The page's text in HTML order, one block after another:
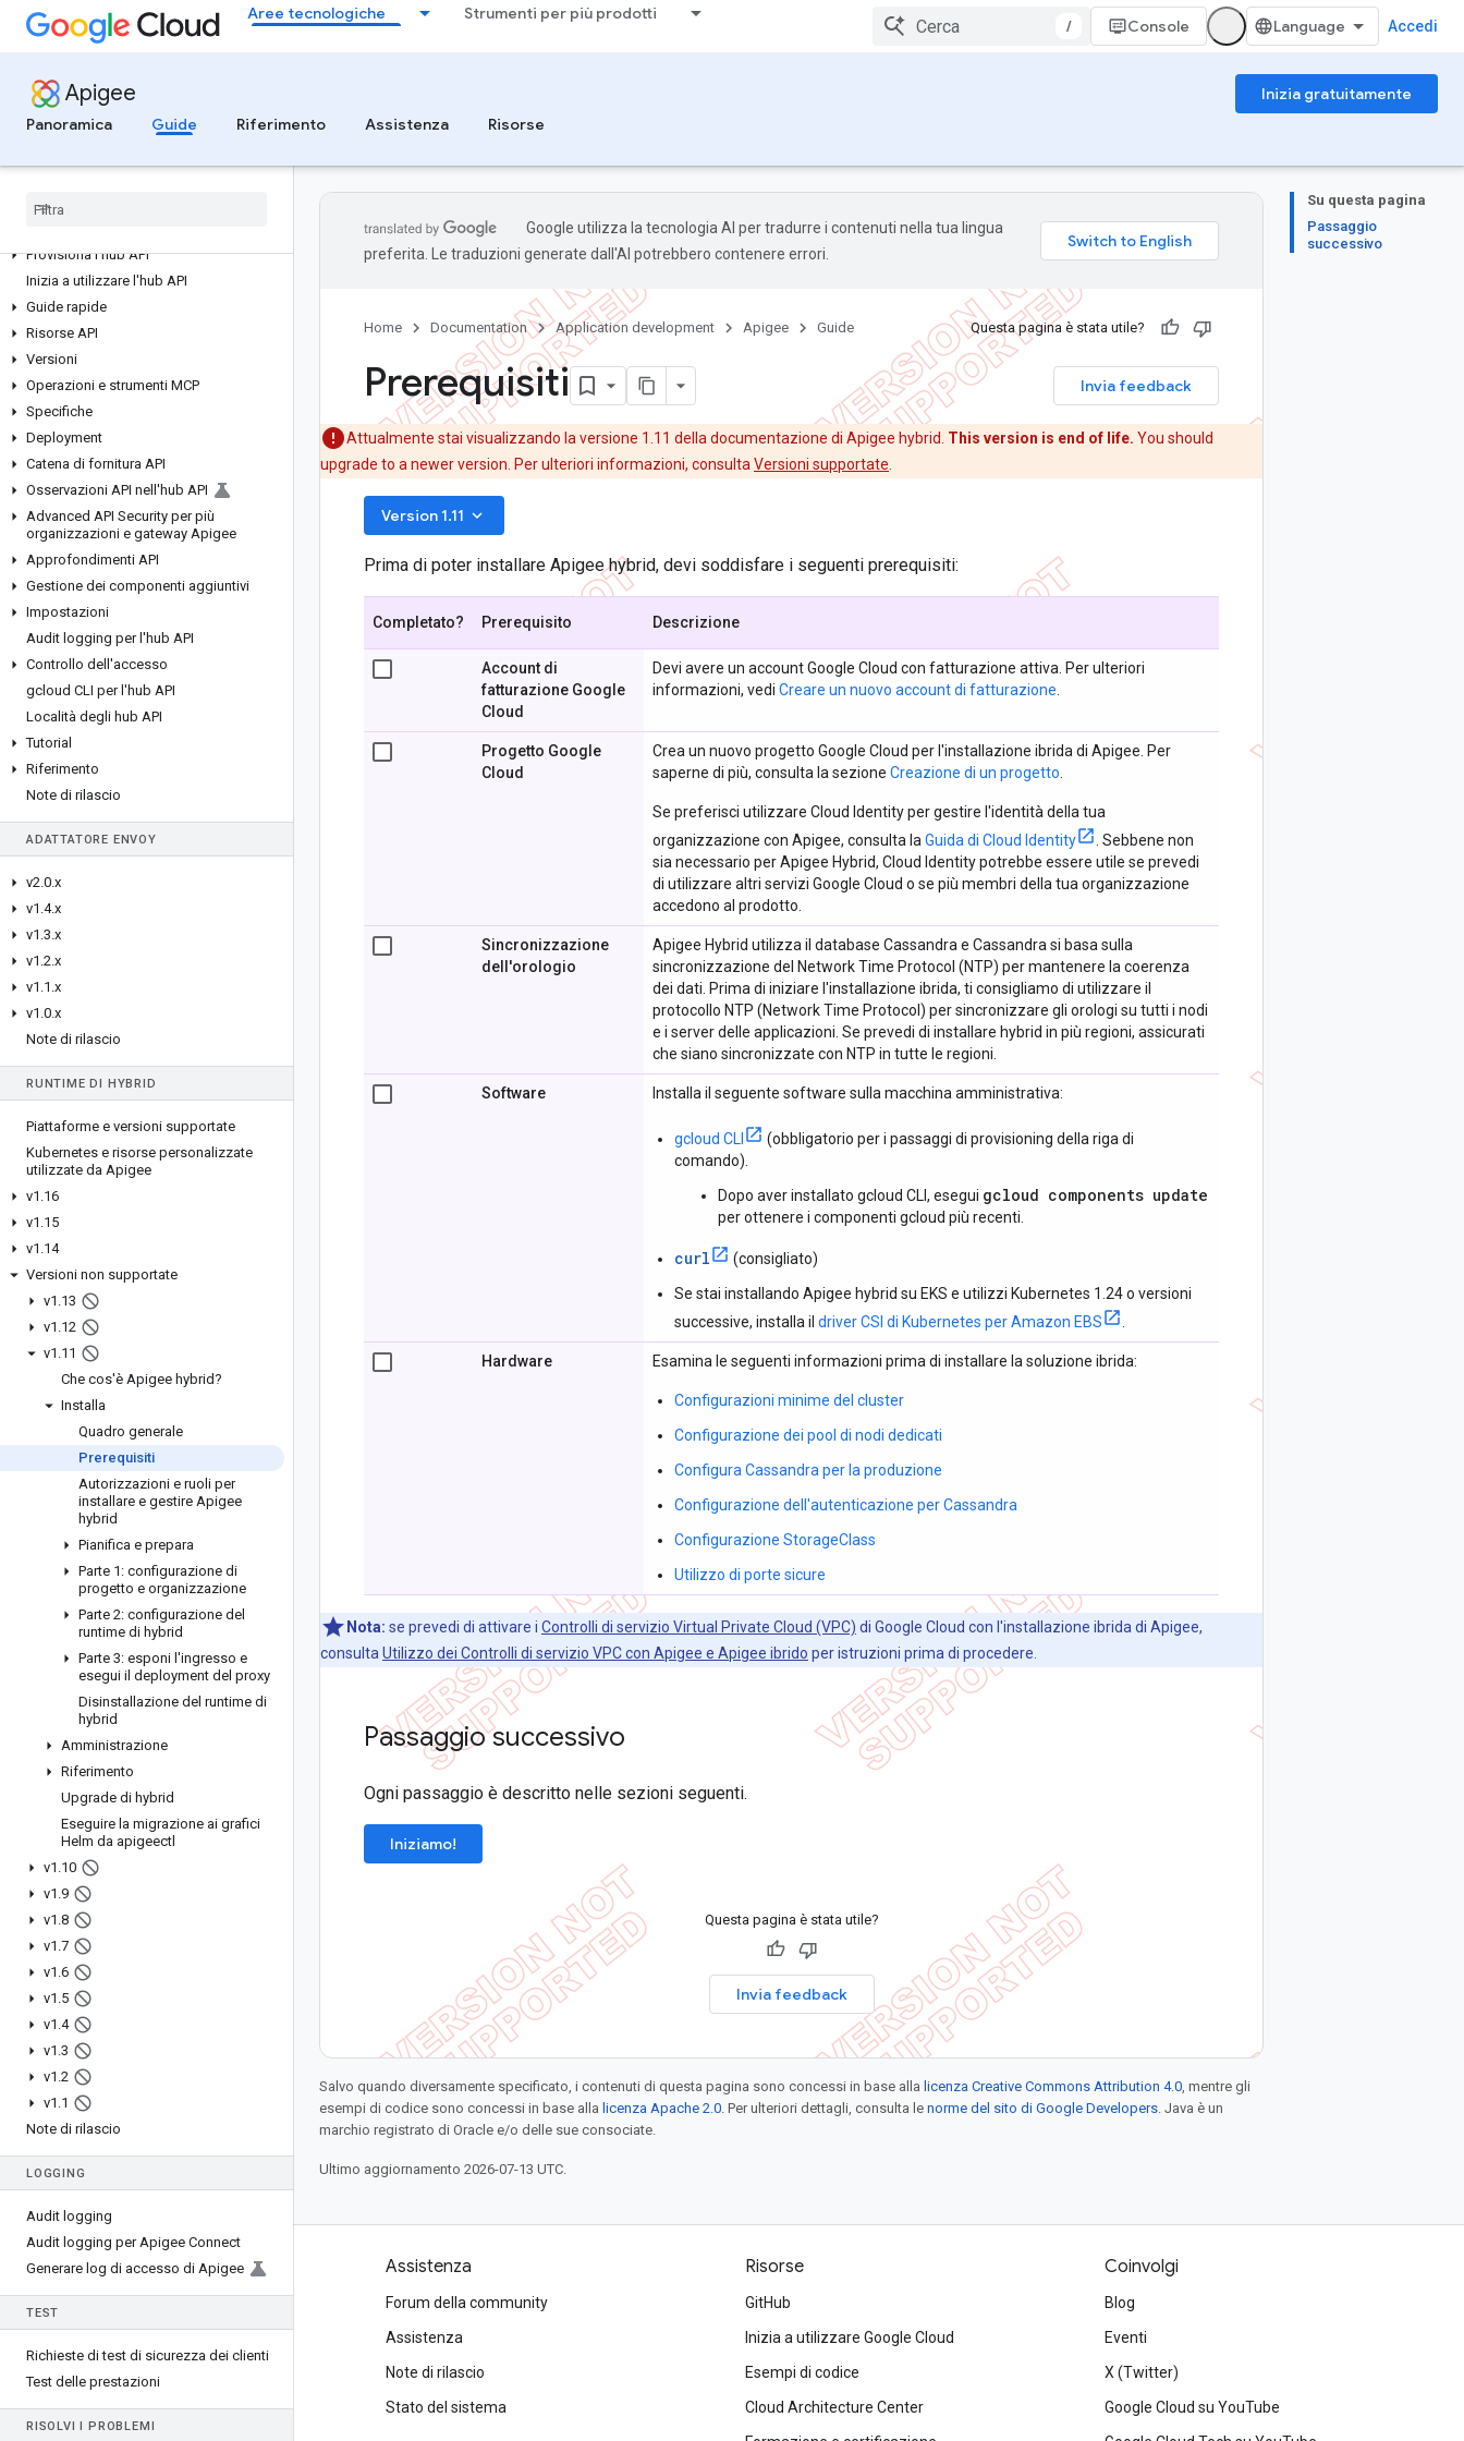
Aree tecnologiche Strumenti per più prodotti
/ Console Accedi
Apigee
Inizia gratuitamente
Panoramica
Guide Riferimento Assistenza Risorse
CONNETTORI
Panoramica
Inizia a utilizzare i connettori
Provisiona l'hub API
Inizia a utilizzare l'hub API
Guide rapide
Risorse API
Versioni
Operazioni e strumenti MCP
Specifiche
Deployment
Catena di fornitura API
Osservazioni API nell'hub API
Advanced API Security per più
organizzazioni e gateway Apigee
Approfondimenti API
Gestione dei componenti aggiuntivi
Impostazioni
Audit logging per l'hub API
Controllo dell'accesso
gcloud CLI per l'hub API
Località degli hub API
Tutorial
Riferimento
Note di rilascio
ADATTATORE ENVOY
v2.0.x
v1 .4.x
v1 .3.x
v1 .2.x
v1 .1 .x
v1 .0.x
Note di rilascio
RUNTIME DI HYBRID
Piattaforme e versioni supportate
Kubernetes e risorse personalizzate
utilizzate da Apigee
v1 .16
v1 .15
v1 .14
Versioni non supportate
v1 .13
v1 .12
v1 .11
Che cos'è Apigee hybrid?
Installa
Quadro generale
Prerequisiti
Autorizzazioni e ruoli per
installare e gestire Apigee
hybrid
Pianifica e prepara
Parte 1: configurazione di
progetto e organizzazione
Parte 2: configurazione del
runtime di hybrid
Parte 3: esponi l'ingresso e
esegui il deployment del proxy
Disinstallazione del runtime di
hybrid
Amministrazione
Riferimento
Upgrade di hybrid
Eseguire la migrazione ai grafici
Helm da apigeectl
v1 .10
v1 .9
v1 .8
v1 .7
v1 .6
v1 .5
v1 .4
v1 .3
v1 .2
v1 .1
Note di rilascio
LOGGING
Audit logging
Audit logging per Apigee Connect
Generare log di accesso di Apigee
TEST
Richieste di test di sicurezza dei clienti
Test delle prestazioni
RISOLVI I PROBLEMI
Su questa pagina
Passaggio
successivo
Google utilizza la tecnologia AI per tradurre i contenuti nella tua lingua
preferita. Le traduzioni generate dall'AI potrebbero contenere errori.
Home Documentation Application development Apigee Guide Questa pagina è stata utile?
Invia feedback
Prerequisiti
Attualmente stai visualizzando la versione 1.11 della documentazione di Apigee hybrid. This version is end of life. You should
upgrade to a newer version. Per ulteriori informazioni, consulta Versioni supportate
Version 1.11 keyboard_arrow_down
Prima di poter installare Apigee hybrid, devi soddisfare i seguenti prerequisiti:
Completato? Prerequisito Descrizione
Account di
fatturazione Google
Cloud
Devi avere un account Google Cloud con fatturazione attiva. Per ulteriori
informazioni, vedi Creare un nuovo account di fatturazione
Progetto Google
Cloud
Crea un nuovo progetto Google Cloud per l'installazione ibrida di Apigee. Per
saperne di più, consulta la sezione Creazione di un progetto
Se preferisci utilizzare Cloud Identity per gestire l'identità della tua
organizzazione con Apigee, consulta la Guida di Cloud Identity
. Sebbene non
sia necessario per Apigee Hybrid, Cloud Identity potrebbe essere utile se prevedi
di utilizzare altri servizi Google Cloud o se più membri della tua organizzazione
accedono al prodotto.
Sincronizzazione
dell'orologio
Apigee Hybrid utilizza il database Cassandra e Cassandra si basa sulla
sincronizzazione del Network Time Protocol (NTP) per mantenere la coerenza
dei dati. Prima di iniziare l'installazione ibrida, ti consigliamo di utilizzare il
protocollo NTP (Network Time Protocol) per sincronizzare gli orologi su tutti i nodi
e i server delle applicazioni. Se prevedi di installare hybrid in più regioni, assicurati
che siano sincronizzate con NTP in tutte le regioni.
Software Installa il seguente software sulla macchina amministrativa:
gcloud CLI
(obbligatorio per i passaggi di provisioning della riga di
comando).
Dopo aver installato gcloud CLI, esegui gcloud components update
per ottenere i componenti gcloud più recenti.
curl
(consigliato)
Se stai installando Apigee hybrid su EKS e utilizzi Kubernetes 1.24 o versioni
successive, installa il driver CSI di Kubernetes per Amazon EBS
Hardware Esamina le seguenti informazioni prima di installare la soluzione ibrida:
Configurazioni minime del cluster
Configurazione dei pool di nodi dedicati
Configura Cassandra per la produzione
Configurazione dell'autenticazione per Cassandra
Configurazione StorageClass
Utilizzo di porte sicure
Nota: se prevedi di attivare i Controlli di servizio Virtual Private Cloud (VPC) di Google Cloud con l'installazione ibrida di Apigee,
consulta Utilizzo dei Controlli di servizio VPC con Apigee e Apigee ibrido per istruzioni prima di procedere.
Passaggio successivo
Ogni passaggio è descritto nelle sezioni seguenti.
Iniziamo!
Questa pagina è stata utile?
Invia feedback
Salvo quando diversamente specificato, i contenuti di questa pagina sono concessi in base alla licenza Creative Commons Attribution 4.0, mentre gli
esempi di codice sono concessi in base alla licenza Apache 2.0. Per ulteriori dettagli, consulta le norme del sito di Google Developers. Java è un
marchio registrato di Oracle e/o delle sue consociate.
Ultimo aggiornamento 2026-07-13 UTC.
Prodotti e prezzi
Google Cloud Marketplace
Contatta il team di vendita
Assistenza
Forum della community
Assistenza
Note di rilascio
Stato del sistema
Risorse
GitHub
Inizia a utilizzare Google Cloud
Esempi di codice
Cloud Architecture Center
Coinvolgi
Blog
Eventi
X (Twitter)
Google Cloud su YouTube